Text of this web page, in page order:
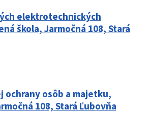
elektrotechnických
škola, Jarmočná 108, Stará
ochrany osôb a majetku,
108, Stará Ľubovňa